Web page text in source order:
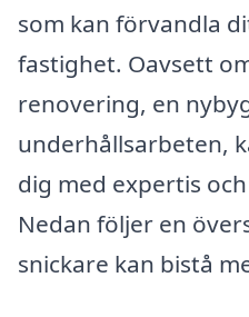
som kan förvandla
fastighet. Oavsett
renovering, en
underhållsarbeten,
dig med expertis
Nedan följer en
snickare kan bistå